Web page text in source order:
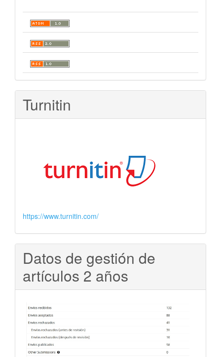
Turnitin
https://www.turnitin.com/
Datos de gestión de
artículos 2 años